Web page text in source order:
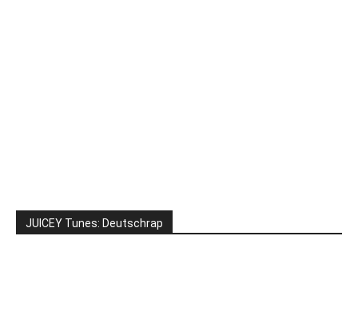
JUICEY Tunes: Deutschrap